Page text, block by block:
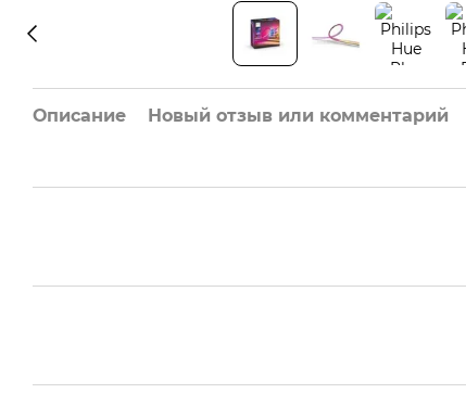
Описание Новый отзыв или комментарий